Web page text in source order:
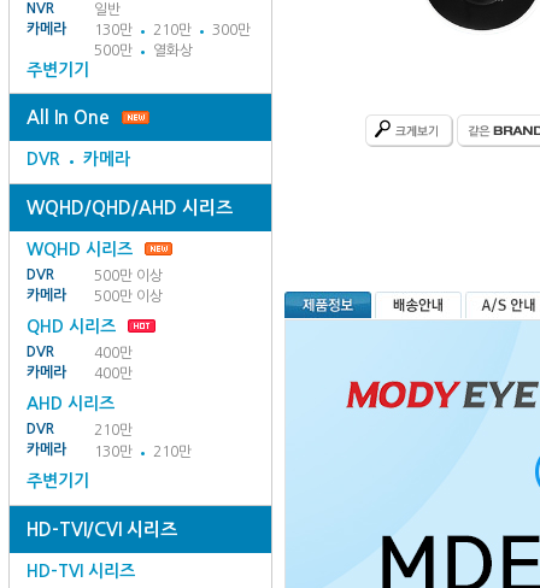
NVR
일반
카메라
130만 210만
300만
500만
열화상
주변기기
All In One
DVR 카메라
WQHD/QHD/AHD 시리즈
WQHD 시리즈
DVR
500만 이상
카메라
500만 이상
QHD 시리즈
DVR
400만
카메라
400만
AHD 시리즈
DVR
210만
카메라
130만 210만
주변기기
HD-TVI/CVI 시리즈
HD-TVI 시리즈